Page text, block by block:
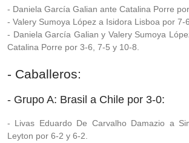
- Daniela García Galian ante Catalina Porre
- Valery Sumoya López a Isidora Lisboa por 7-
- Daniela García Galian y Valery Sumoya
Catalina Porre por 3-6, 7-5 y 10-8.
- Caballeros:
- Grupo A: Brasil a Chile por 3-0:
- Livas Eduardo De Carvalho Damazio a
Leyton por 6-2 y 6-2.